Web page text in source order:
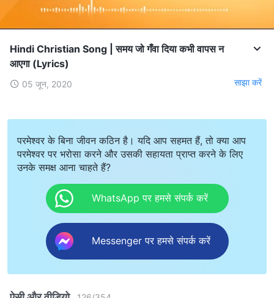
Hindi Christian Song | समय जो गँवा दिया कभी वापस न
आएगा (Lyrics)
05 जून, 2020 साझा करें
परमेश्वर के बिना जीवन कठिन है। यदि आप सहमत हैं, तो क्या आप
परमेश्वर पर भरोसा करने और उसकी सहायता प्राप्त करने के लिए
उनके समक्ष आना चाहते हैं?
WhatsApp पर हमसे संपर्क करें
Messenger पर हमसे संपर्क करें